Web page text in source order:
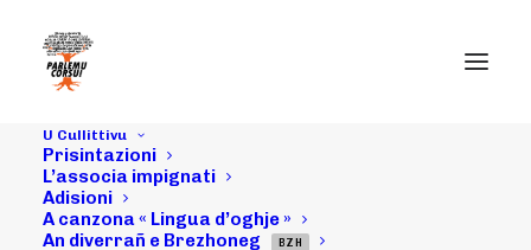
U Cullittivu
Prisintazioni
L’associa impignati
Adisioni
A canzona « Lingua d’oghje »
An diverrañ e Brezhoneg
BZH
08/04/21 :